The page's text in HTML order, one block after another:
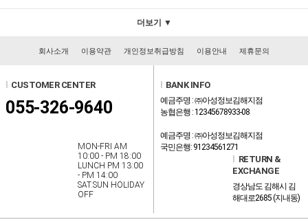
더보기 ▼
회사소개 이용약관 개인정보취급방침 이용안내 제휴문의
l CUSTOMER CENTER
055-326-9640
MON-FRI AM
10:00 - PM 18:00
LUNCH PM 13:00
- PM 14:00
SAT.SUN HOLIDAY
OFF
l BANK INFO
예금주명 : ㈜아성정보김해지점
농협은행 : 12345678933-08
예금주명 : ㈜아성정보김해지점
국민은행: 91234561271
l RETURN &
EXCHANGE
경상남도 김해시 김
해대로2685 (지내동)